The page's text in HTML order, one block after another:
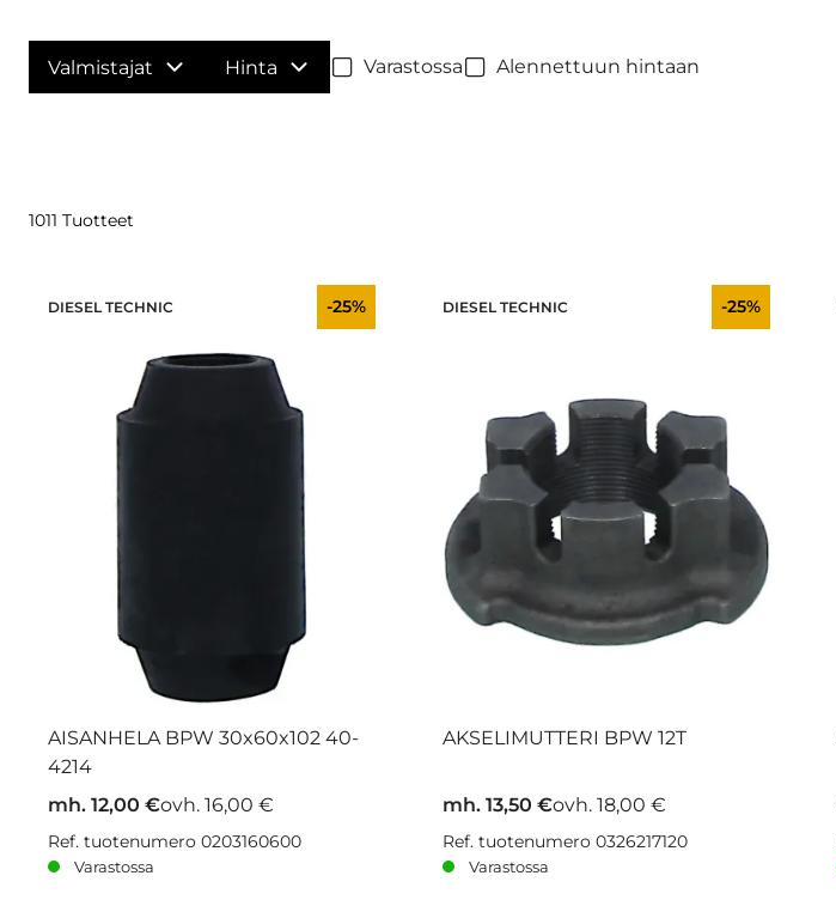
Valmistajat Hinta Varastossa Alennettuun hintaan
1011 Tuotteet
DIESEL TECHNIC -25%
AISANHELA BPW 30x60x102 40-
4214
mh. 12,00 €ovh. 16,00 €
Ref. tuotenumero 0203160600
Varastossa
DIESEL TECHNIC -25%
AKSELIMUTTERI BPW 12T
mh. 13,50 €ovh. 18,00 €
Ref. tuotenumero 0326217120
Varastossa